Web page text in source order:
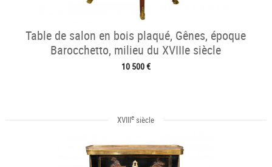
Table de salon en bois plaqué, Gênes, époque
Barocchetto, milieu du XVIIIe siècle
10 500 €
XVIIIe siècle